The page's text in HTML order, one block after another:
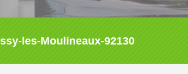
les-Moulineaux-92130